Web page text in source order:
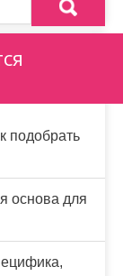
подобрать
основа для